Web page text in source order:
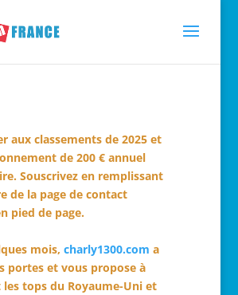
aux classements de 2025 et
de 200 € annuel
Souscrivez en remplissant
de la page de contact
pied de page.
mois, charly1300.com a
portes et vous propose à
tops du Royaume-Uni et